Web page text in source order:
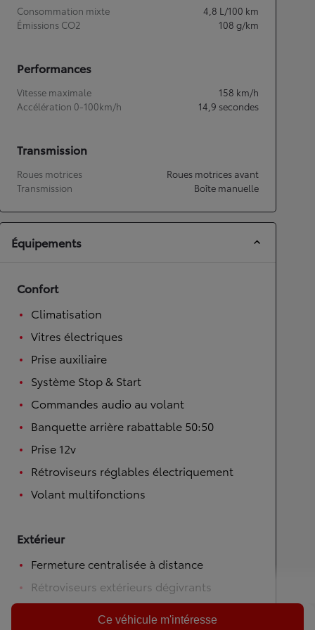
Consommation mixte 4,8 L/100 km
Émissions CO2
108 g/km
Performances
Vitesse maximale 158 km/h
Accélération 0-100km/h
14,9 secondes
Transmission
Roues motrices
Roues motrices avant
Transmission
Boîte manuelle
Équipements
Confort
Climatisation
Vitres électriques
Prise auxiliaire
Système Stop & Start
Commandes audio au volant
Banquette arrière rabattable 50:50
Prise 12v
Rétroviseurs réglables électriquement
Volant multifonctions
Extérieur
Fermeture centralisée à distance
Rétroviseurs extérieurs dégivrants
Ce véhicule m'intéresse